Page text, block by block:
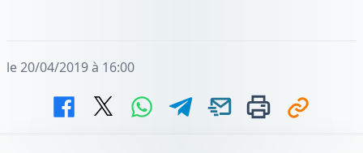
le 20/04/2019 à 16:00